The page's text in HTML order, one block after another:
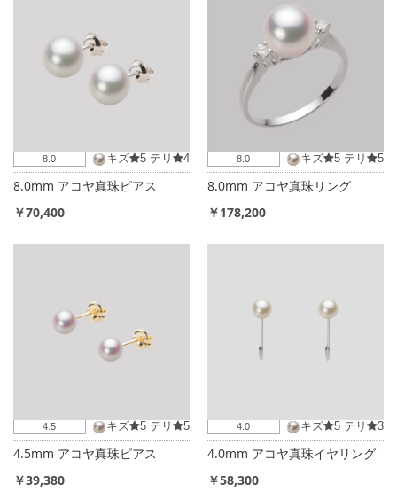
8.0 キズ 5 テリ 4
8.0mm アコヤ真珠ピアス
￥70,400
8.0 キズ 5 テリ 5
8.0mm アコヤ真珠リング
￥178,200
4.5 キズ 5 テリ 5
4.5mm アコヤ真珠ピアス
￥39,380
4.0 キズ 5 テリ 3
4.0mm アコヤ真珠イヤリング
￥58,300